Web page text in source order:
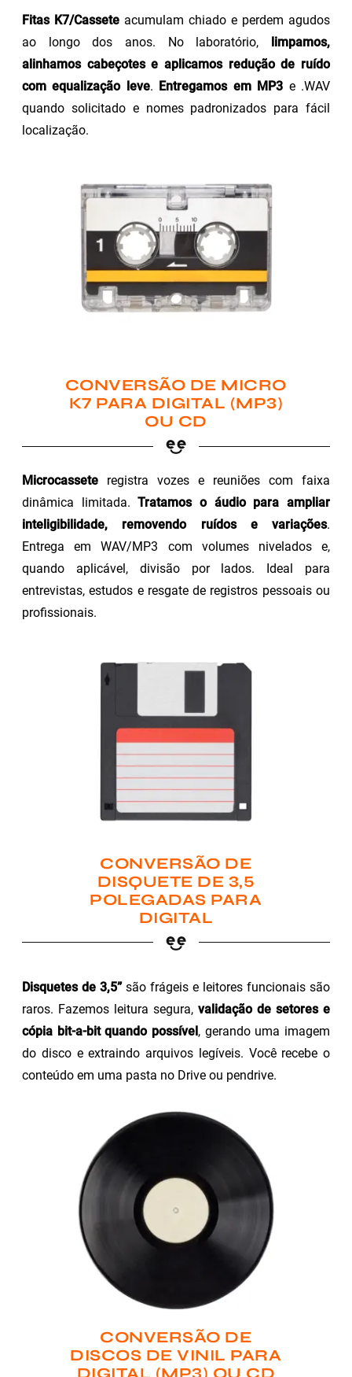
Fitas K7/Cassete acumulam chiado e perdem agudos
ao longo dos anos. No laboratório, limpamos,
alinhamos cabeçotes e aplicamos redução de ruído
com equalização leve. Entregamos em MP3 e .WAV
quando solicitado e nomes padronizados para fácil
localização.
CONVERSÃO DE MICRO
K7 PARA DIGITAL (MP3)
OU CD
Microcassete registra vozes e reuniões com faixa
dinâmica limitada.Tratamos o áudio para ampliar
inteligibilidade, removendo ruídos e variações.
Entrega em WAV/MP3 com volumes nivelados e,
quando aplicável, divisão por lados. Ideal para
entrevistas, estudos e resgate de registros pessoais ou
profissionais.
CONVERSÃO DE
DISQUETE DE 3,5
POLEGADAS PARA
DIGITAL
Disquetes de 3,5”são frágeis e leitores funcionais são
raros. Fazemos leitura segura, validação de setores e
cópia bit-a-bit quando possível, gerando uma imagem
do disco e extraindo arquivos legíveis. Você recebe o
conteúdo em uma pasta no Drive ou pendrive.
CONVERSÃO DE
DISCOS DE VINIL PARA